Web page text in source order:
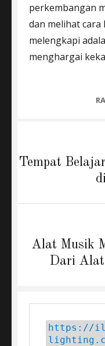
perkembangan
dan melihat cara
melengkapi
menghargai
navigation
Previous
Tempat
NextAlat Musik
Dari
https://